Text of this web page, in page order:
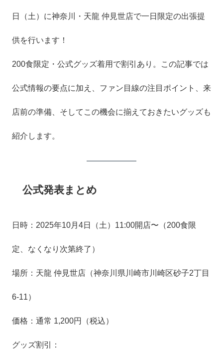
日（土）に神奈川・天龍 仲見世店で一日限定の出張提
供を行います！
200食限定・公式グッズ着用で割引あり。この記事では
公式情報の要点に加え、ファン目線の注目ポイント、来
店前の準備、そしてこの機会に揃えておきたいグッズも
紹介します。
公式発表まとめ
日時：2025年10月4日（土）11:00開店〜（200食限
定、なくなり次第終了）
場所：天龍 仲見世店（神奈川県川崎市川崎区砂子2丁目
6-11）
価格：通常 1,200円（税込）
グッズ割引：